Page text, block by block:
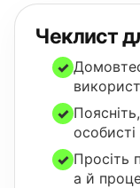
Чеклист
✓
✓
особисті
✓ Просіть
а й